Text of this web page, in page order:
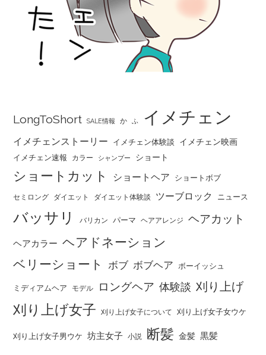
LongToShort SALE情報 か ふ イメチェン
イメチェンストーリー イメチェン体験談 イメチェン映画
イメチェン速報 カラー シャンプー ショート
ショートカット ショートヘア ショートボブ
セミロング ダイエット ダイエット体験談 ツーブロック ニュース
バッサリ バリカン パーマ ヘアアレンジ ヘアカット
ヘアカラー ヘアドネーション
ベリーショート
ボブ ボブヘア ボーイッシュ
ミディアムヘア モデル ロングヘア 体験談 刈り上げ
刈り上げ女子 刈り上げ女子について 刈り上げ女子女ウケ
刈り上げ女子男ウケ 坊主女子 小説 断髪 金髪 黒髪